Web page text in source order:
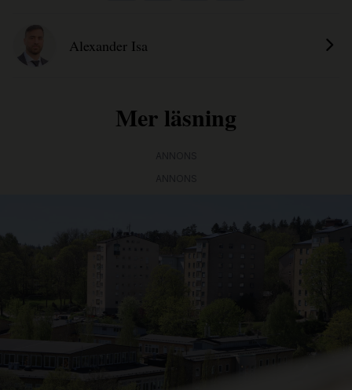
Alexander Isa
Mer läsning